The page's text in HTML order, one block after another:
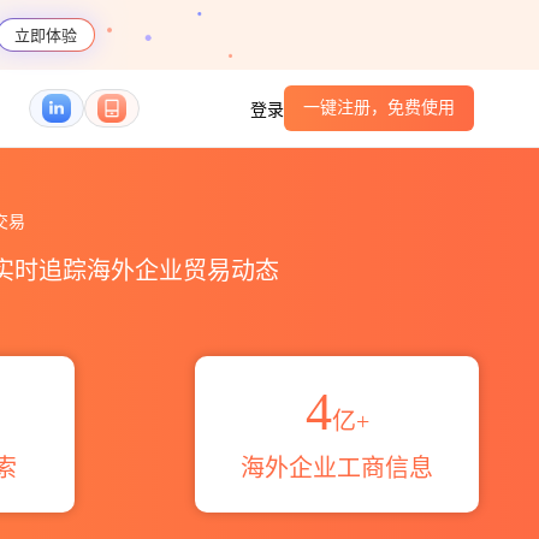
立即体验
登录 一键注册，免费使用
易
时追踪海外企业贸易动态
4亿+
海外企业工商信息